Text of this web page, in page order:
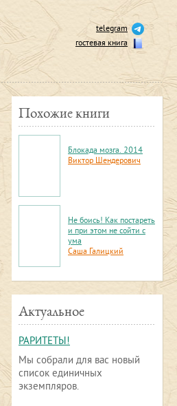
telegram
гостевая книга
Похожие книги
Блокада мозга. 2014
Виктор Шендерович
Не боись! Как постареть
и при этом не сойти с
ума
Саша Галицкий
Актуальное
РАРИТЕТЫ!
Мы собрали для вас новый
список единичных
экземпляров.